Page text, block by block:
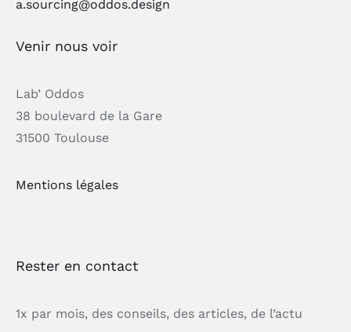
a.sourcing@oddos.design
Venir nous voir
Lab’ Oddos
38 boulevard de la Gare
31500 Toulouse
Mentions légales
Rester en contact
1x par mois, des conseils, des articles, de l’actu